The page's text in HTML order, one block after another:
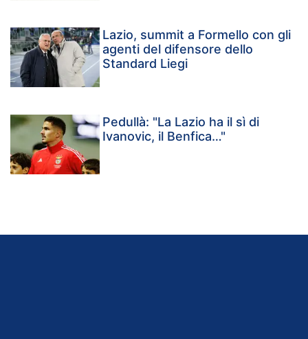
Lazio, summit a Formello con gli
agenti del difensore dello
Standard Liegi
Pedullà: "La Lazio ha il sì di
Ivanovic, il Benfica…"